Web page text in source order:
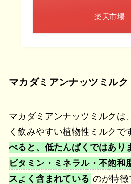
楽天市場
マカダミアンナッツミルク
マカダミアンナッツミルクは
く飲みやすい植物性ミルクで
べると、低たんぱくではあり
ビタミン・ミネラル・不飽和
スよく含まれている のが特徴